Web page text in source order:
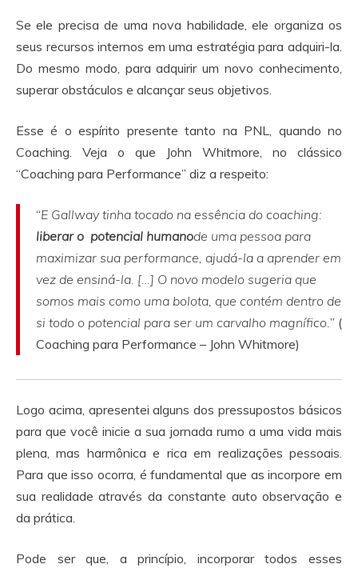
Se ele precisa de uma nova habilidade, ele organiza os
seus recursos internos em uma estratégia para adquiri-la.
Do mesmo modo, para adquirir um novo conhecimento,
superar obstáculos e alcançar seus objetivos.
Esse é o espírito presente tanto na PNL, quando no
Coaching. Veja o que John Whitmore, no clássico
“Coaching para Performance” diz a respeito:
“E Gallway tinha tocado na essência do coaching:
liberar o potencial humanode uma pessoa para
maximizar sua performance, ajudá-la a aprender em
vez de ensiná-la. […] O novo modelo sugeria que
somos mais como uma bolota, que contém dentro de
si todo o potencial para ser um carvalho magnífico. ” (
Coaching para Performance – John Whitmore)
Logo acima, apresentei alguns dos pressupostos básicos
para que você inicie a sua jornada rumo a uma vida mais
plena, mas harmônica e rica em realizações pessoais.
Para que isso ocorra, é fundamental que as incorpore em
sua realidade através da constante auto observação e
da prática.
Pode ser que, a princípio, incorporar todos esses